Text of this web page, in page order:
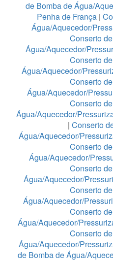
de Bomba de Água/
Penha de França |
Água/Aquecedor/
Conserto
Água/Aquecedor/
Conserto
Água/Aquecedor/
Conserto
Água/Aquecedor/
Conserto
Água/Aquecedor/
| Conserto
Água/Aquecedor/
Conserto
Água/Aquecedor/
Conserto
Água/Aquecedor/
Conserto
Água/Aquecedor/
Conserto
Água/Aquecedor/
Conserto
Água/Aquecedor/
de Bomba de Água/